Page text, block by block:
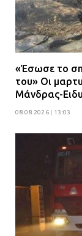
«Έσωσε το
του» Οι
Μάνδρας-
08.08.2026 | 13:03